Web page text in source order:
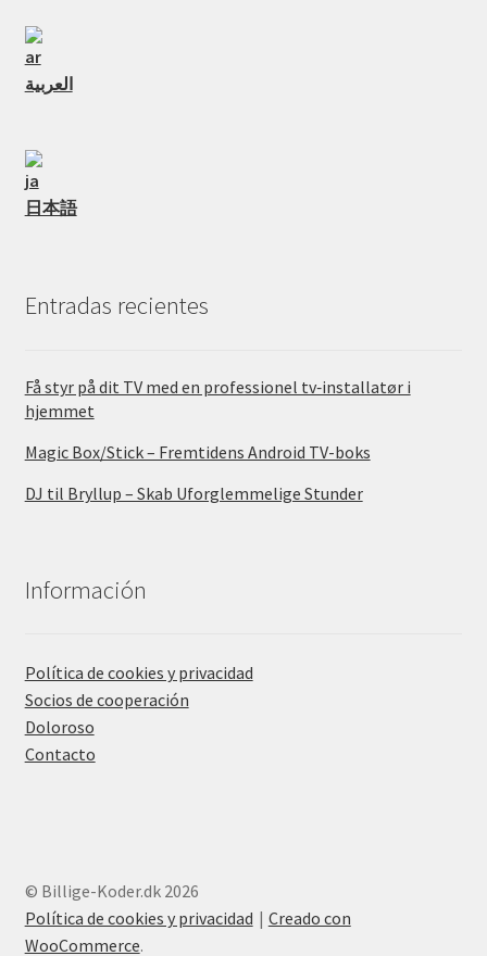
العربية
日本語
Entradas recientes
Få styr på dit TV med en professionel tv‑installatør i
hjemmet
Magic Box/Stick – Fremtidens Android TV-boks
DJ til Bryllup – Skab Uforglemmelige Stunder
Información
Política de cookies y privacidad
Socios de cooperación
Doloroso
Contacto
© Billige-Koder.dk 2026
Política de cookies y privacidad
Creado con
WooCommerce.